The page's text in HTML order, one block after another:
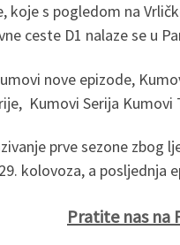
koje s pogledom na
ceste D1 nalaze se u
nove epizode,
Kumovi Serija Kumovi
prve sezone
kolovoza, a posljednja
Pratite nas na